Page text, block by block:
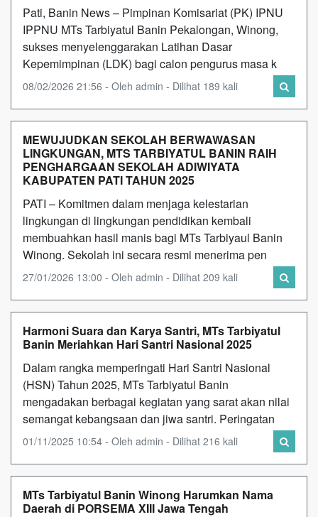
Pati, Banin News – Pimpinan Komisariat (PK) IPNU
IPPNU MTs Tarbiyatul Banin Pekalongan, Winong,
sukses menyelenggarakan Latihan Dasar
Kepemimpinan (LDK) bagi calon pengurus masa k
08/02/2026 21:56 - Oleh admin - Dilihat 189 kali
MEWUJUDKAN SEKOLAH BERWAWASAN
LINGKUNGAN, MTS TARBIYATUL BANIN RAIH
PENGHARGAAN SEKOLAH ADIWIYATA
KABUPATEN PATI TAHUN 2025
PATI – Komitmen dalam menjaga kelestarian
lingkungan di lingkungan pendidikan kembali
membuahkan hasil manis bagi MTs Tarbiyaul Banin
Winong. Sekolah ini secara resmi menerima pen
27/01/2026 13:00 - Oleh admin - Dilihat 209 kali
Harmoni Suara dan Karya Santri, MTs Tarbiyatul
Banin Meriahkan Hari Santri Nasional 2025
Dalam rangka memperingati Hari Santri Nasional
(HSN) Tahun 2025, MTs Tarbiyatul Banin
mengadakan berbagai kegiatan yang sarat akan nilai
semangat kebangsaan dan jiwa santri. Peringatan
01/11/2025 10:54 - Oleh admin - Dilihat 216 kali
MTs Tarbiyatul Banin Winong Harumkan Nama
Daerah di PORSEMA XIII Jawa Tengah